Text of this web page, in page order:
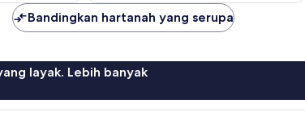
Bandingkan hartanah yang serupa
layak. Lebih banyak